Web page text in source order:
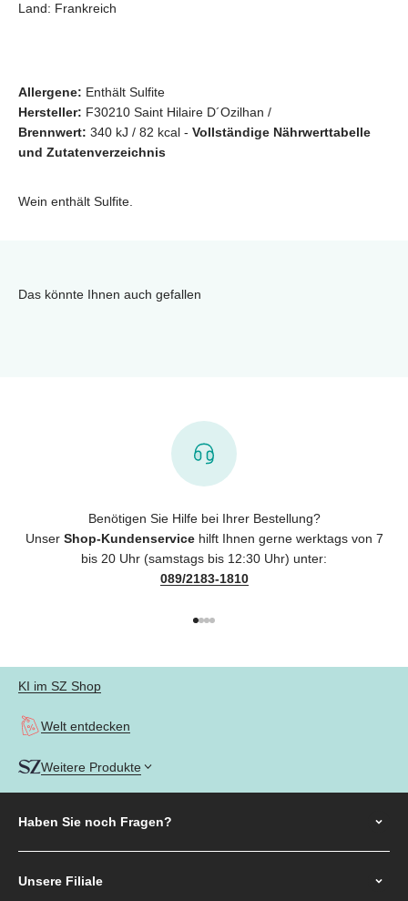
Land: Frankreich
Allergene: Enthält Sulfite
Hersteller: F30210 Saint Hilaire D´Ozilhan /
Brennwert: 340 kJ / 82 kcal - Vollständige Nährwerttabelle
und Zutatenverzeichnis
Wein enthält Sulfite.
Das könnte Ihnen auch gefallen
Benötigen Sie Hilfe bei Ihrer Bestellung?
Unser Shop-Kundenservicehilft Ihnen gerne werktags von 7
bis 20 Uhr (samstags bis 12:30 Uhr) unter:
089/2183-1810
KI im SZ Shop
Welt entdecken
Weitere Produkte
Haben Sie noch Fragen?
Unsere Filiale